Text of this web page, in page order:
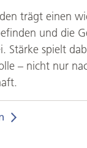
trägt einen
und die
Stärke spielt
– nicht nur